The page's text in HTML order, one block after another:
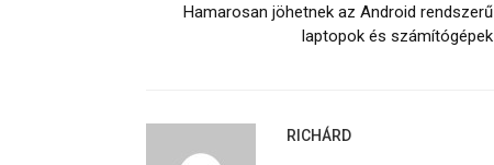
Hamarosan jöhetnek az Android rendszerű
laptopok és számítógépek
RICHÁRD